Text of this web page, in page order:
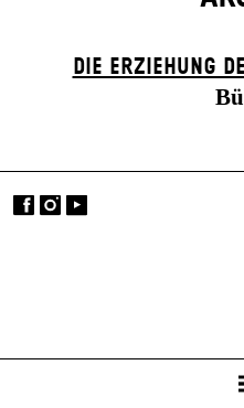
DIE ERZIEHUNG